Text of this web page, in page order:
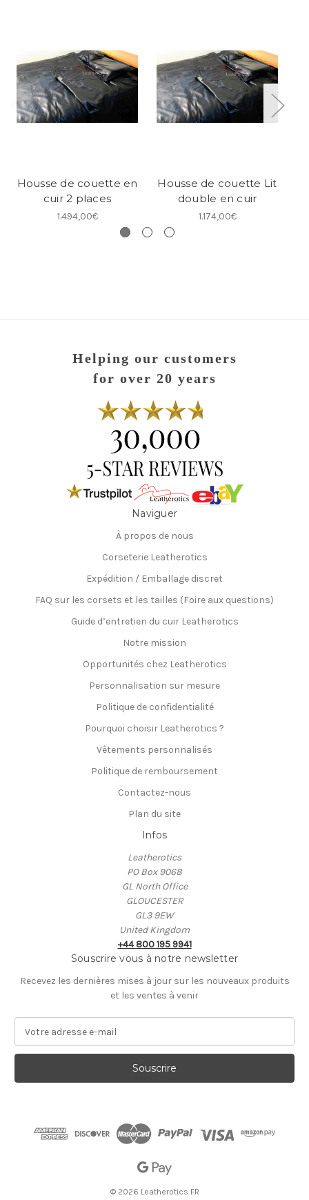
Housse de couette en
cuir 2 places
1.494,00€
Housse de couette Lit
double en cuir
1.174,00€
Helping our customers
for over 20 years
Naviguer
À propos de nous
Corseterie Leatherotics
Expédition / Emballage discret
FAQ sur les corsets et les tailles (Foire aux questions)
Guide d’entretien du cuir Leatherotics
Notre mission
Opportunités chez Leatherotics
Personnalisation sur mesure
Politique de confidentialité
Pourquoi choisir Leatherotics ?
Vêtements personnalisés
Politique de remboursement
Contactez-nous
Plan du site
Infos
Leatherotics
PO Box 9068
GL North Office
GLOUCESTER
GL3 9EW
United Kingdom
+44 800 195 9941
Souscrire vous à notre newsletter
Recevez les dernières mises à jour sur les nouveaux produits
et les ventes à venir
r
s
© 2026 Leatherotics FR